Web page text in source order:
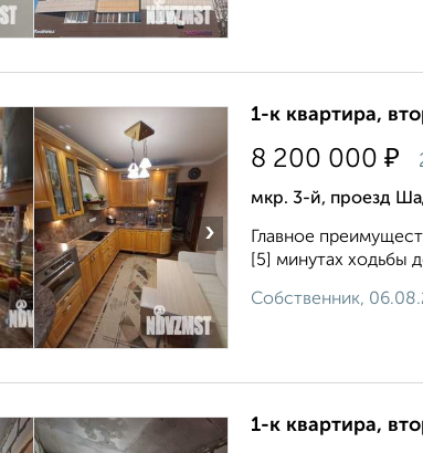
›
1-к квартира,
8 200 000 ₽
мкр. 3-й, проезд
Главное
[5] минутах ходьбы
Собственник,
1-к квартира,